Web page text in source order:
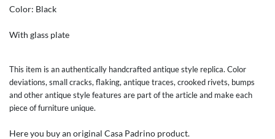
Color: Black
With glass plate
This item is an authentically handcrafted antique style replica. Color
deviations, small cracks, flaking, antique traces, crooked rivets, bumps
and other antique style features are part of the article and make each
piece of furniture unique.
Here you buyan original Casa Padrino product.